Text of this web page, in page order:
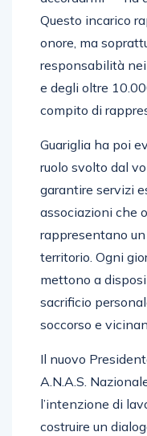
Questo incarico
onore, ma
responsabilità
e degli oltre
compito di
Guariglia ha poi
ruolo svolto dal
garantire servizi
associazioni che
rappresentano
territorio. Ogni
mettono a
sacrificio
soccorso e
Il nuovo
A.N.A.S.
l’intenzione di
costruire un